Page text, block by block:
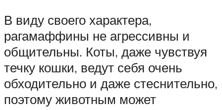
В виду своего характера,
рагамаффины не агрессивны и
общительны. Коты, даже чувствуя
течку кошки, ведут себя очень
обходительно и даже стеснительно,
поэтому животным может